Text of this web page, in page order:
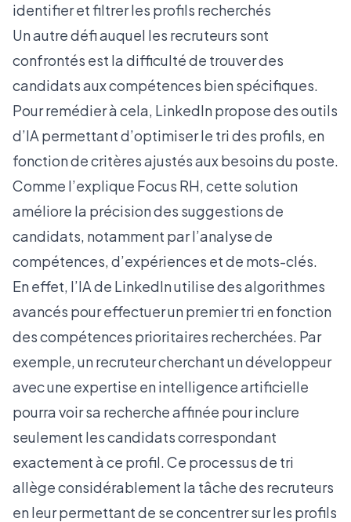
identifier et filtrer les profils recherchés
Un autre défi auquel les recruteurs sont
confrontés est la difficulté de trouver des
candidats aux compétences bien spécifiques.
Pour remédier à cela, LinkedIn propose des outils
d’IA permettant d’optimiser le tri des profils, en
fonction de critères ajustés aux besoins du poste.
Comme l’explique Focus RH, cette solution
améliore la précision des suggestions de
candidats, notamment par l’analyse de
compétences, d’expériences et de mots-clés.
En effet, l’IA de LinkedIn utilise des algorithmes
avancés pour effectuer un premier tri en fonction
des compétences prioritaires recherchées. Par
exemple, un recruteur cherchant un développeur
avec une expertise en intelligence artificielle
pourra voir sa recherche affinée pour inclure
seulement les candidats correspondant
exactement à ce profil. Ce processus de tri
allège considérablement la tâche des recruteurs
en leur permettant de se concentrer sur les profils